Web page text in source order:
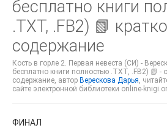
бесплатно книги
.TXT, .FB2) 📗
содержание
Кость в горле 2. Первая невеста (СИ) -
бесплатно книги полностью .TXT, .FB2) 📗 -
содержание, автор Верескова Дарья,
сайте электронной библиотеки online-
ФИНАЛ